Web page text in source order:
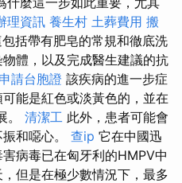
理資訊 養生村 土葬費用 搬
括帶有肥皂的常規和徹底洗
體，以及完成醫生建議的抗
請台胞證 該疾病的進一步症
能是紅色或淡黃色的，並在
。 清潔工 此外，患者可能會
和噁心。 查ip 它在中國迅
病毒已在匈牙利的HMPV中
但是在極少數情況下，最多